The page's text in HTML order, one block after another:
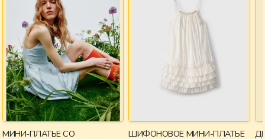
МИНИ-ПЛАТЬЕ СО
ШИФОНОВОЕ МИНИ-ПЛАТЬЕ